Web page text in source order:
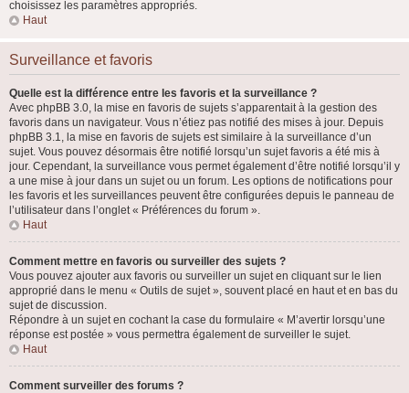
choisissez les paramètres appropriés.
Haut
Surveillance et favoris
Quelle est la différence entre les favoris et la surveillance ?
Avec phpBB 3.0, la mise en favoris de sujets s’apparentait à la gestion des
favoris dans un navigateur. Vous n’étiez pas notifié des mises à jour. Depuis
phpBB 3.1, la mise en favoris de sujets est similaire à la surveillance d’un
sujet. Vous pouvez désormais être notifié lorsqu’un sujet favoris a été mis à
jour. Cependant, la surveillance vous permet également d’être notifié lorsqu’il y
a une mise à jour dans un sujet ou un forum. Les options de notifications pour
les favoris et les surveillances peuvent être configurées depuis le panneau de
l’utilisateur dans l’onglet « Préférences du forum ».
Haut
Comment mettre en favoris ou surveiller des sujets ?
Vous pouvez ajouter aux favoris ou surveiller un sujet en cliquant sur le lien
approprié dans le menu « Outils de sujet », souvent placé en haut et en bas du
sujet de discussion.
Répondre à un sujet en cochant la case du formulaire « M’avertir lorsqu’une
réponse est postée » vous permettra également de surveiller le sujet.
Haut
Comment surveiller des forums ?